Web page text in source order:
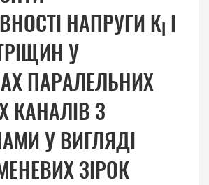
НАПРУГИ KI І
У
ПАРАЛЕЛЬНИХ
КАНАЛІВ З
У ВИГЛЯДІ
ЗІРОК